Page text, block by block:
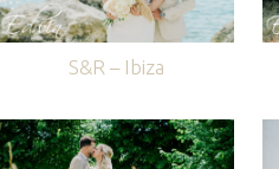
S&R – Ibiza